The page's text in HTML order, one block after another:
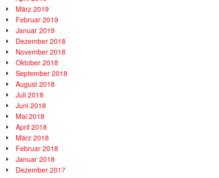
März 2019
Februar 2019
Januar 2019
Dezember 2018
November 2018
Oktober 2018
September 2018
August 2018
Juli 2018
Juni 2018
Mai 2018
April 2018
März 2018
Februar 2018
Januar 2018
Dezember 2017